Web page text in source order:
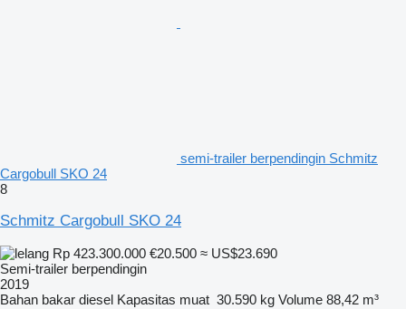
semi-trailer berpendingin Schmitz
Cargobull SKO 24
8
Schmitz Cargobull SKO 24
Rp 423.300.000 €20.500 ≈ US$23.690
Semi-trailer berpendingin
2019
Bahan bakar diesel Kapasitas muat 30.590 kg Volume 88,42 m³